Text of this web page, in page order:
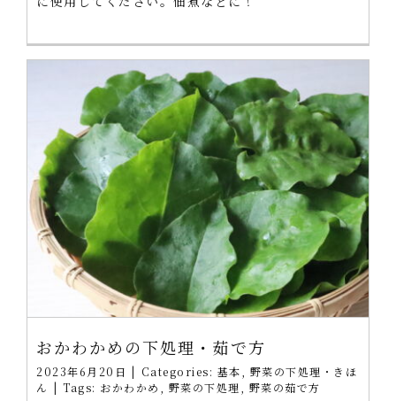
おかわかめの下処理・茹で方
2023年6月20日 | Categories: 基本
野菜の下処理・きほ
ん | Tags: おかわかめ 野菜の下処理 野菜の茹で方